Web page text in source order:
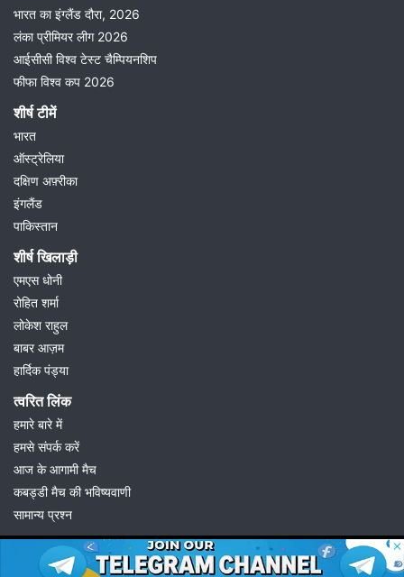
भारत का इंग्लैंड दौरा, 2026
लंका प्रीमियर लीग 2026
आईसीसी विश्व टेस्ट चैम्पियनशिप
फीफा विश्व कप 2026
शीर्ष टीमें
भारत
ऑस्ट्रेलिया
दक्षिण अफ़्रीका
इंगलैंड
पाकिस्तान
शीर्ष खिलाड़ी
एमएस धोनी
रोहित शर्मा
लोकेश राहुल
बाबर आज़म
हार्दिक पंड्या
त्वरित लिंक
हमारे बारे में
हमसे संपर्क करें
आज के आगामी मैच
कबड्डी मैच की भविष्यवाणी
सामान्य प्रश्न
© 2026 Possible11
All rights reserved